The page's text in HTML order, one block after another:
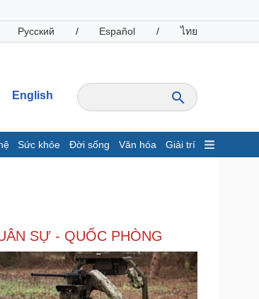
Русский / Español / ไทย
English
Sức khỏe Đời sống Văn hóa Giải trí
Chứng khoán
Giá cà phê
Công nghệ
SỰ - QUỐC PHÒNG